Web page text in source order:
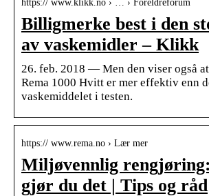
https:// www.klikk.no › … › Foreldreforum
Billigmerke best i den
av vaskemidler – Klikk
26. feb. 2018 — Men den viser også
Rema 1000 Hvitt er mer effektiv enn
vaskemiddelet i testen.
https:// www.rema.no › Lær mer
Miljøvennlig
gjør du det | Tips og råd